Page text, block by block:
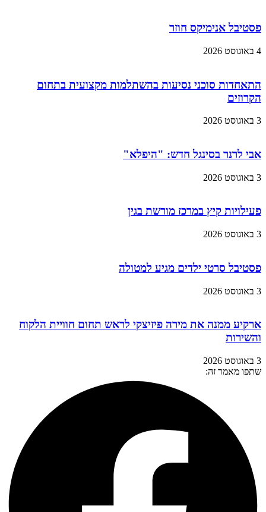
פסטיבל אנימיקס חוזר
4 באוגוסט 2026
התאחדות סוכני נסיעות בהשתלמות מקצועית בתחום
הקרוזים
3 באוגוסט 2026
אבי לרנר בסינגל חדש: "היפלא"
3 באוגוסט 2026
פעילויות קיץ במרכז מורשת בגין
3 באוגוסט 2026
פסטיבל סרטי ילדים מגיע למטולה
3 באוגוסט 2026
ארקיע ממנה את מירה פיזיצקי לראש תחום חוויית הלקוח
והשירות
3 באוגוסט 2026
שתפו מאמר זה: